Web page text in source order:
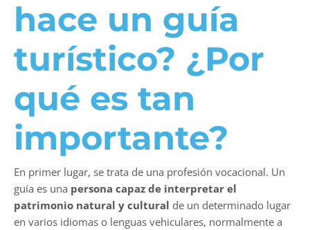
hace un guía
turístico? ¿Por
qué es tan
importante?
En primer lugar, se trata de una profesión vocacional. Un
guía es una persona capaz de interpretar el
patrimonio natural y cultural de un determinado lugar
en varios idiomas o lenguas vehiculares, normalmente a